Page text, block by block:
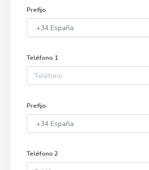
Prefijo
Teléfono 1
Prefijo
Teléfono 2